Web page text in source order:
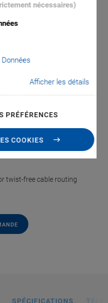
nécessaires)
Afficher les détails
PRÉFÉRENCES
COOKIES
PIFOC
twist-free cable routing
SPÉCIFICATIONS